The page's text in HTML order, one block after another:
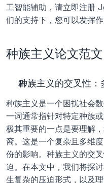
工智能辅助，请立即注册
们的支持下，您可以发挥
种族主义论文范文
种族主义的交叉性：
种族主义是一个困扰社会
一词通常指针对特定种族
极其重要的一点是要理解
裔。这是一个复杂且多维
份的影响。种族主义的交
迫。在本文中，我们将探
生复杂的压迫形式，以及